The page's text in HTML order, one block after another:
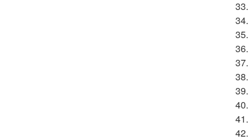
33.
34.
35.
36.
37.
38.
39.
40.
41.
42.